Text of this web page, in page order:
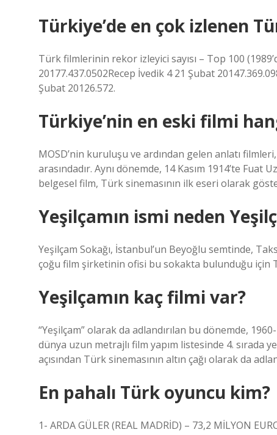
Türkiye’de en çok izlenen
Türk filmlerinin rekor izleyici sayısı – Top 100
20177.437.0502Recep İvedik 4 21 Şubat
Şubat 20126.572.
Türkiye’nin en eski filmi
MOSD’nin kuruluşu ve ardından gelen anlatı
arasındadır. Aynı dönemde, 14 Kasım 1914’te Fuat
belgesel film, Türk sinemasının ilk eseri olarak
Yeşilçamın ismi neden
Yeşilçam Sokağı, İstanbul’un Beyoğlu semtinde,
çoğu film şirketinin ofisi bu sokakta bulunduğu için
Yeşilçamın kaç filmi var?
“Yeşilçam” olarak da adlandırılan bu dönemde,
dünya uzun metrajlı film yapım listesinde 4. sırada
açısından Türk sinemasının altın çağı olarak da
En pahalı Türk oyuncu kim?
1- ARDA GÜLER (REAL MADRİD) – 73,2 MİLYON